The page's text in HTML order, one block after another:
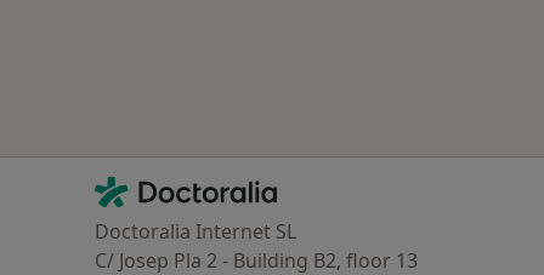
Contacto
Doctoralia - Página de inicio
Doctoralia Internet SL
C/ Josep Pla 2 - Building B2, floor 13